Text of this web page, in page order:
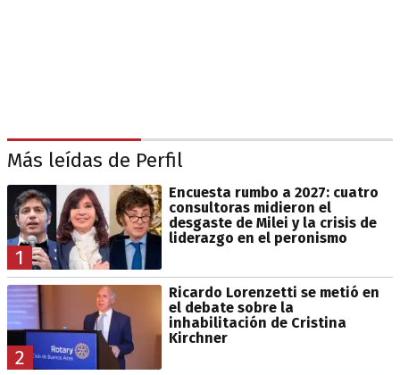
Más leídas de Perfil
1
Encuesta rumbo a 2027: cuatro
consultoras midieron el
desgaste de Milei y la crisis de
liderazgo en el peronismo
2
Ricardo Lorenzetti se metió en
el debate sobre la
inhabilitación de Cristina
Kirchner